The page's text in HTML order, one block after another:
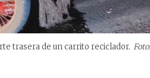
trasera de un carrito reciclador.